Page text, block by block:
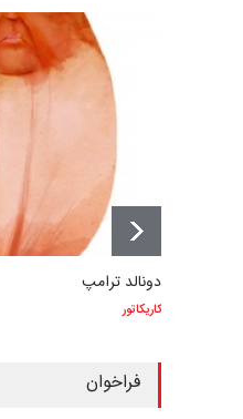
دونالد ترامپ
کاریکاتور
فراخوان